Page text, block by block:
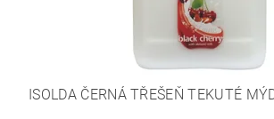
ISOLDA ČERNÁ TŘEŠEŇ TEKUTÉ